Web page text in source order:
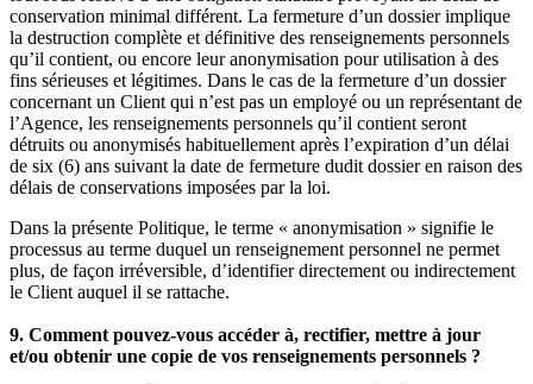
conservation minimal différent. La fermeture d’un dossier implique
la destruction complète et définitive des renseignements personnels
qu’il contient, ou encore leur anonymisation pour utilisation à des
fins sérieuses et légitimes. Dans le cas de la fermeture d’un dossier
concernant un Client qui n’est pas un employé ou un représentant de
l’Agence, les renseignements personnels qu’il contient seront
détruits ou anonymisés habituellement après l’expiration d’un délai
de six (6) ans suivant la date de fermeture dudit dossier en raison des
délais de conservations imposées par la loi.
Dans la présente Politique, le terme « anonymisation » signifie le
processus au terme duquel un renseignement personnel ne permet
plus, de façon irréversible, d’identifier directement ou indirectement
le Client auquel il se rattache.
9. Comment pouvez-vous accéder à, rectifier, mettre à jour
et/ou obtenir une copie de vos renseignements personnels ?